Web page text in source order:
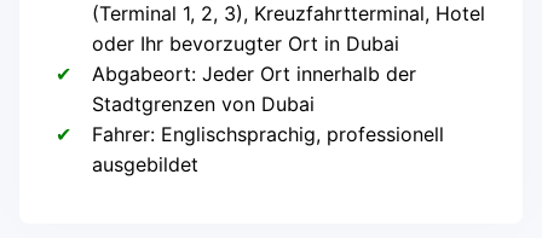
(Terminal 1, 2, 3), Kreuzfahrtterminal, Hotel
oder Ihr bevorzugter Ort in Dubai
Abgabeort: Jeder Ort innerhalb der
Stadtgrenzen von Dubai
Fahrer: Englischsprachig, professionell
ausgebildet